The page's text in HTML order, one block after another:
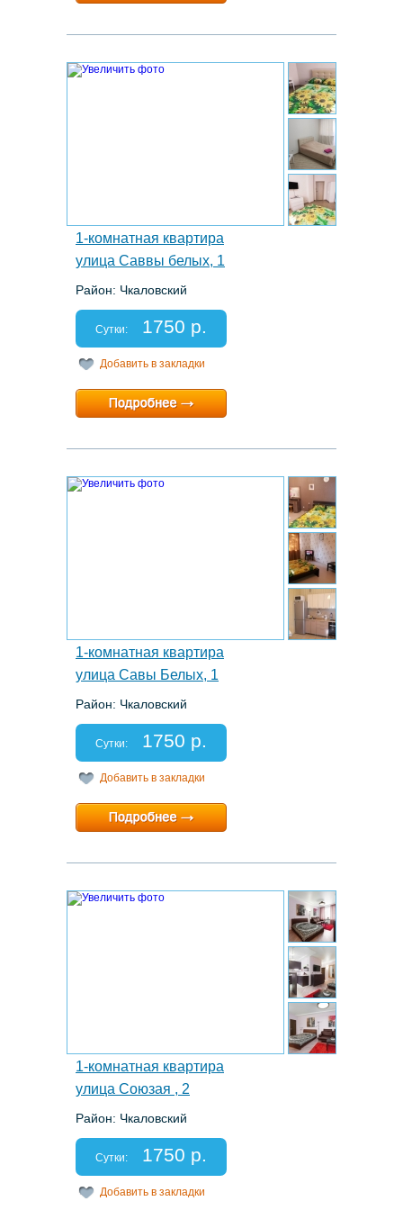
1-комнатная квартира
улица Саввы белых, 1
Район: Чкаловский
Спальных мест: 2+2
Отчетные документы: есть
Сутки: 1750 р.
Добавить в закладки
Минимальный срок:1 суток
Расчетный час:12:00
1-комнатная квартира
улица Савы Белых, 1
Район: Чкаловский
Спальных мест: 4
Отчетные документы: есть
Сутки: 1750 р.
Добавить в закладки
Минимальный срок:1 суток
Расчетный час:12:00
1-комнатная квартира
улица Союзая , 2
Район: Чкаловский
Спальных мест: 2+2
Отчетные документы: есть
Сутки: 1750 р.
Добавить в закладки